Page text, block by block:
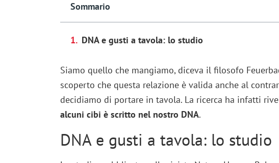
Sommario
DNA e gusti a tavola: lo studio
Siamo quello che mangiamo, diceva il filosofo
scoperto che questa relazione è valida anche al
decidiamo di portare in tavola. La ricerca ha infatti
alcuni cibi è scritto nel nostro DNA.
DNA e gusti a tavola: lo studio